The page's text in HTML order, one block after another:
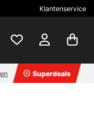
Klantenservice
Superdeals